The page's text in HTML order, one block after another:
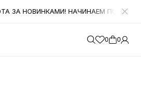
ЗА НОВИНКАМИ! НАЧИНАЕМ
0 0